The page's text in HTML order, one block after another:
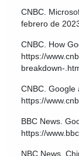
CNBC.
febrero de
CNBC. How
https://
breakdown-
CNBC. Google
https://
BBC News.
https://
NBC News.